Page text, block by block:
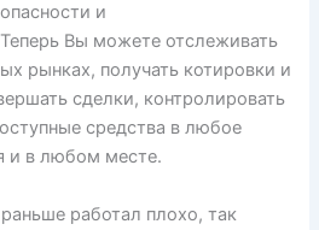
и
Вы можете отслеживать
рынках, получать котировки и
сделки, контролировать
средства в любое
и в любом месте.
работал плохо, так